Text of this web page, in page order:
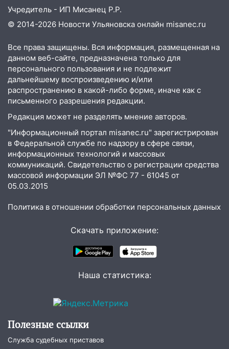
10:11 Директора ульяновской
«Нефтяной топливной компании» будут
налогов
09:28 Дети на дорогах: пострадали
велосипедисты, мотоциклисты и
пешеходы. Обзор крупных аварий в
Ульяновской области
08:30
Поджог со свечой, 16 сгоревших
домов и выстрел за водку
07:50 Какая погоды будет днем 8
августа
06:45
Императорский мост в
Ульяновске останется закрытым до
на 8 августа — кому повезет с
В Ульяновской области объявили
ракетную опасность: звучат сирены
07.08.2026
купить тракторы с отсрочкой платежа
до декабря
Учредитель - ИП Мисанец Р.Р.
© 2014-2026 Новости Ульяновска онлайн misanec.ru
Все права защищены. Вся информация, размещенная на
данном веб-сайте, предназначена только для
персонального пользования и не подлежит
дальнейшему воспроизведению и/или
распространению в какой-либо форме, иначе как с
письменного разрешения редакции.
Редакция может не разделять мнение авторов.
"Информационный портал misanec.ru" зарегистрирован
в Федеральной службе по надзору в сфере связи,
информационных технологий и массовых
коммуникаций. Свидетельство о регистрации средства
массовой информации ЭЛ №ФС 77 - 61045 от
05.03.2015
Политика в отношении обработки персональных данных
Скачать приложение:
Наша статистика:
Полезные ссылки
Служба судебных приставов